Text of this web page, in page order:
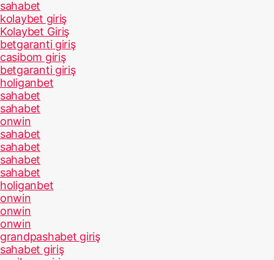
sahabet
kolaybet giriş
Kolaybet Giriş
betgaranti giriş
casibom giriş
betgaranti giriş
holiganbet
sahabet
sahabet
onwin
sahabet
sahabet
sahabet
sahabet
holiganbet
onwin
onwin
onwin
grandpashabet giriş
sahabet giriş